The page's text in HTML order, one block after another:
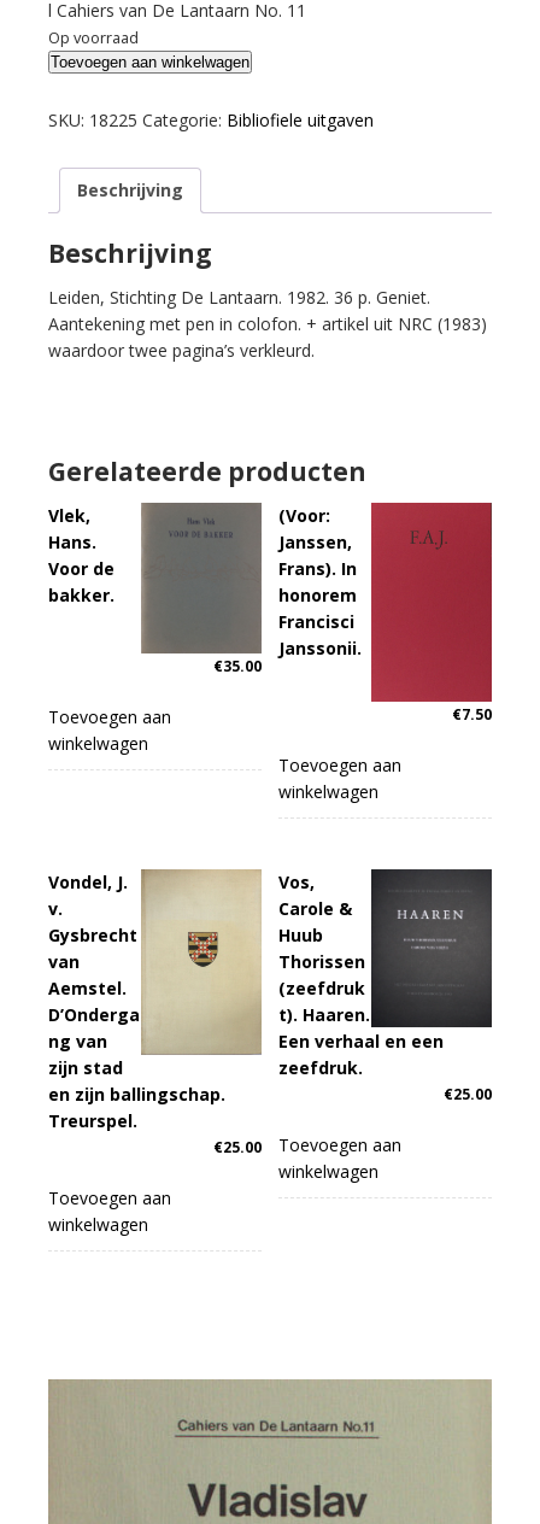
l Cahiers van De Lantaarn No. 11
Op voorraad
Xodasevic,
Gedichten.
Toevoegen aan winkelwagen
SKU: 18225 Categorie: Bibliofiele uitgaven
Beschrijving
Beschrijving
Leiden, Stichting De Lantaarn. 1982. 36 p. Geniet.
Aantekening met pen in colofon. + artikel uit NRC (1983)
waardoor twee pagina’s verkleurd.
Gerelateerde producten
Vlek,
Hans.
Voor de
bakker.
€35.00
Toevoegen aan
winkelwagen
(Voor:
Janssen,
Frans). In
honorem
Francisci
Janssonii.
€7.50
Toevoegen aan
winkelwagen
Vondel, J.
v.
Gysbrecht
van
Aemstel.
D’Onderga
ng van
zijn stad
en zijn ballingschap.
Treurspel.
€25.00
Toevoegen aan
winkelwagen
Vos,
Carole &
Huub
Thorissen
(zeefdruk
t). Haaren.
Een verhaal en een
zeefdruk.
€25.00
Toevoegen aan
winkelwagen